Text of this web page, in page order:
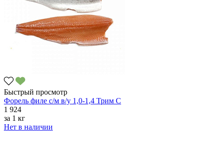
Быстрый просмотр
Форель филе с/м в/у 1,0-1,4 Трим C
1 924
за 1 кг
Нет в наличии